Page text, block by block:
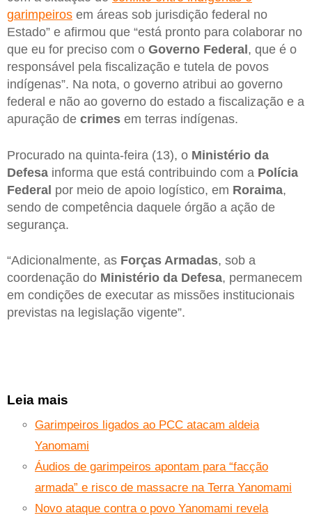
garimpeiros em áreas sob jurisdição federal no
Estado” e afirmou que “está pronto para colaborar no
que eu for preciso com o Governo Federal , que é o
responsável pela fiscalização e tutela de povos
indígenas”. Na nota, o governo atribui ao governo
federal e não ao governo do estado a fiscalização e a
apuração de crimes em terras indígenas.
Procurado na quinta-feira (13), o Ministério da
Defesa informa que está contribuindo com a Polícia
Federal por meio de apoio logístico, em Roraima,
sendo de competência daquele órgão a ação de
segurança.
“Adicionalmente, as Forças Armadas, sob a
coordenação do Ministério da Defesa, permanecem
em condições de executar as missões institucionais
previstas na legislação vigente”.
Leia mais
Garimpeiros ligados ao PCC atacam aldeia
Yanomami
Áudios de garimpeiros apontam para “facção
armada” e risco de massacre na Terra Yanomami
Novo ataque contra o povo Yanomami revela